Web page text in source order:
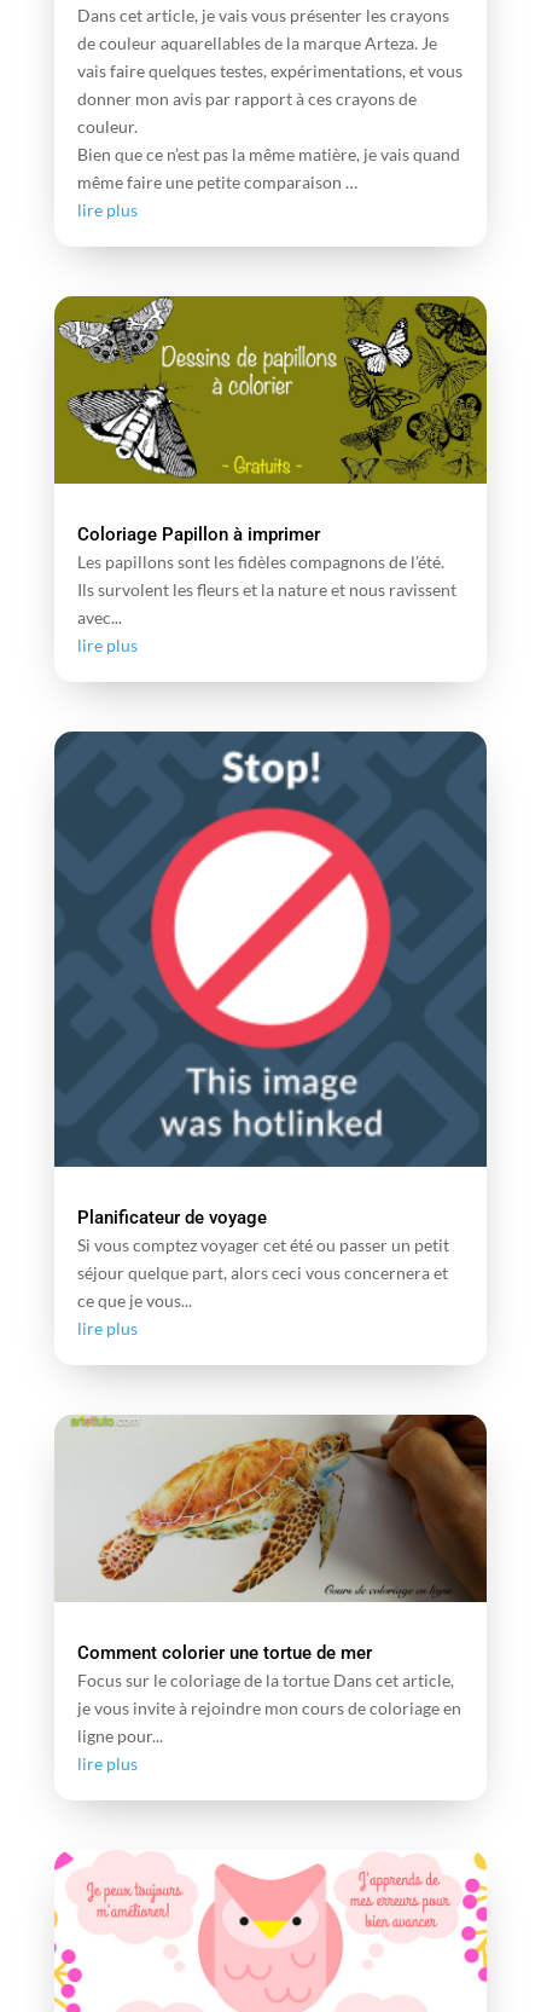
Dans cet article, je vais vous présenter les crayons
de couleur aquarellables de la marque Arteza. Je
vais faire quelques testes, expérimentations, et vous
donner mon avis par rapport à ces crayons de
couleur.
Bien que ce n’est pas la même matière, je vais quand
même faire une petite comparaison …
lire plus
Coloriage Papillon à imprimer
Les papillons sont les fidèles compagnons de l’été.
Ils survolent les fleurs et la nature et nous ravissent
avec...
lire plus
Planificateur de voyage
Si vous comptez voyager cet été ou passer un petit
séjour quelque part, alors ceci vous concernera et
ce que je vous...
lire plus
Comment colorier une tortue de mer
Focus sur le coloriage de la tortue Dans cet article,
je vous invite à rejoindre mon cours de coloriage en
ligne pour...
lire plus